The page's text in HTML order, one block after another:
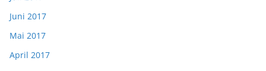
Juni 2017
Mai 2017
April 2017